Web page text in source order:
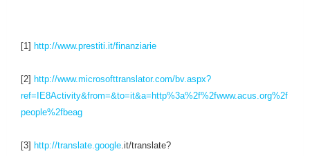
[1] http://www.prestiti.it/finanziarie
[2] http://www.microsofttranslator.com/bv.aspx?
ref=IE8Activity&from=&to=it&a=http%3a%2f%2fwww.acus.org%2f
people%2fbeag
[3] http://translate.google.it/translate?